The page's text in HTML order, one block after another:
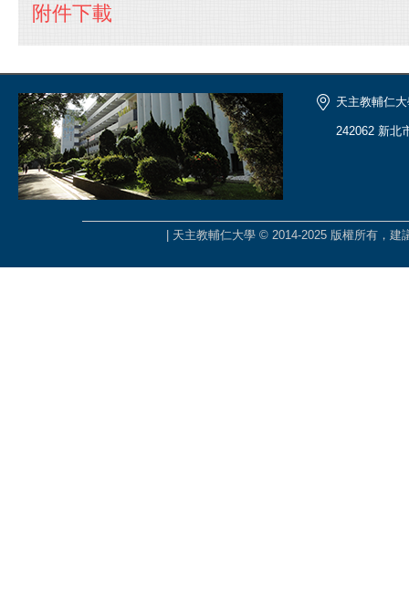
附件下載
天主教輔仁
242062 新北
| 天主教輔仁大學 © 2014-2025 版權所有，